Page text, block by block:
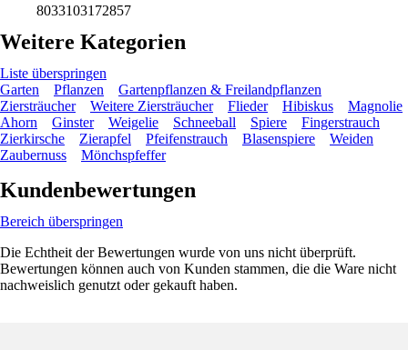
8033103172857
Weitere Kategorien
Liste überspringen
Garten
Pflanzen
Gartenpflanzen & Freilandpflanzen
Ziersträucher
Weitere Ziersträucher Flieder Hibiskus
Magnolie
Ahorn
Ginster Weigelie Schneeball Spiere
Fingerstrauch
Zierkirsche
Zierapfel Pfeifenstrauch Blasenspiere
Weiden
Zaubernuss
Mönchspfeffer
Kundenbewertungen
Bereich überspringen
Die Echtheit der Bewertungen wurde von uns nicht überprüft.
Bewertungen können auch von Kunden stammen, die die Ware nicht
nachweislich genutzt oder gekauft haben.